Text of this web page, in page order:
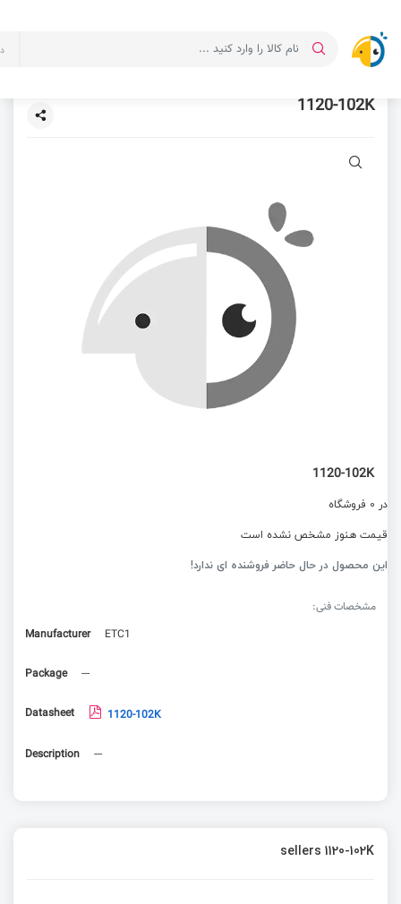
1120-102K
1120-102K
در 0 فروشگاه
قیمت هنوز مشخص نشده است
این محصول در حال حاضر فروشنده ای ندارد!
مشخصات فنی:
Manufacturer
ETC1
Package ---
Datasheet 1120-102K
Description ---
sellers 1120-102K